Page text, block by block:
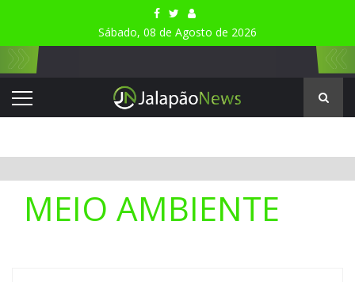
Sábado, 08 de Agosto de 2026
MEIO AMBIENTE